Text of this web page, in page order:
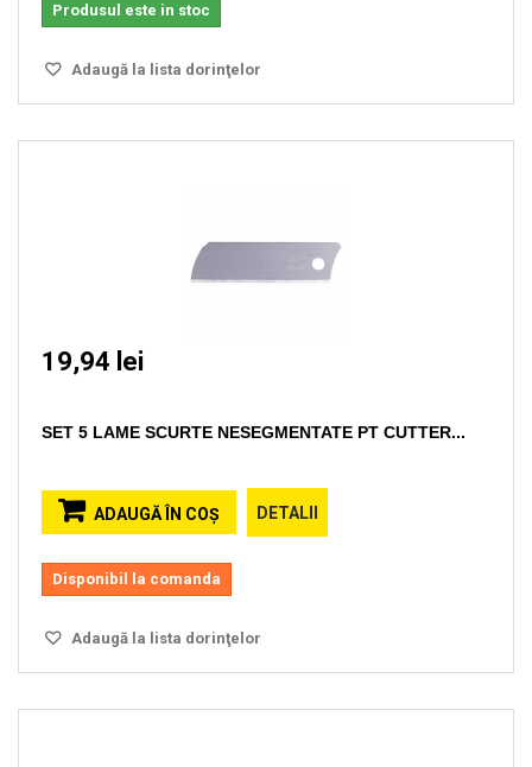
Produsul este in stoc
Adaugă la lista dorinţelor
19,94 lei
SET 5 LAME SCURTE NESEGMENTATE PT CUTTER...
ADAUGĂ ÎN COŞ DETALII
Disponibil la comanda
Adaugă la lista dorinţelor